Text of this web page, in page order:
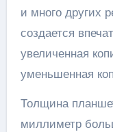
и много других
создается
увеличенная
уменьшенная
Толщина
миллиметр